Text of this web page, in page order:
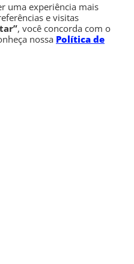
uma experiência mais
e visitas
, você concorda com o
nossa Política de